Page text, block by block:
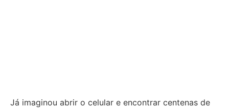
Já imaginou abrir o celular e encontrar centenas de